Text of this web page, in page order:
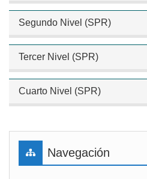
Segundo Nivel (SPR)
Tercer Nivel (SPR)
Cuarto Nivel (SPR)
Bloques
Navegación